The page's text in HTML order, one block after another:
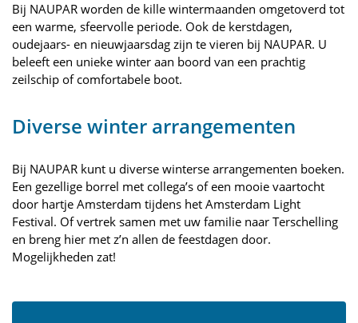
Bij NAUPAR worden de kille wintermaanden omgetoverd tot
een warme, sfeervolle periode. Ook de kerstdagen,
oudejaars- en nieuwjaarsdag zijn te vieren bij NAUPAR. U
beleeft een unieke winter aan boord van een prachtig
zeilschip of comfortabele boot.
Diverse winter arrangementen
Bij NAUPAR kunt u diverse winterse arrangementen boeken.
Een gezellige borrel met collega’s of een mooie vaartocht
door hartje Amsterdam tijdens het Amsterdam Light
Festival. Of vertrek samen met uw familie naar Terschelling
en breng hier met z’n allen de feestdagen door.
Mogelijkheden zat!